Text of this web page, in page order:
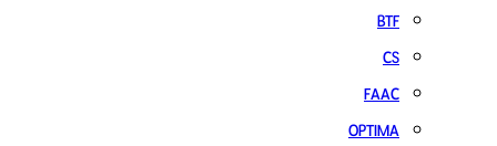
BTF
CS
FAAC
OPTIMA